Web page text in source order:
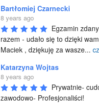
Bartłomiej Czarnecki
8 years ago
Egzamin
razem - udało się to dzięki
Maciek , dziękuję za wasze...
Katarzyna Wojtas
8 years ago
Prywatnie-
zawodowo- Profesjonaliści!